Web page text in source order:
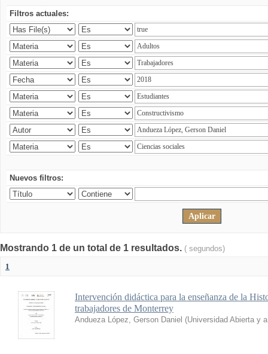
Filtros actuales:
Nuevos filtros:
Mostrando 1 de un total de 1 resultados. ( segundos)
1
Intervención didáctica para la enseñanza de la
trabajadores de Monterrey
Andueza López, Gerson Daniel (Universidad Abierta y